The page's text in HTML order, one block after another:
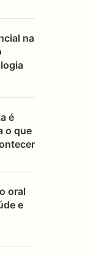
na
é
o que
oral
e